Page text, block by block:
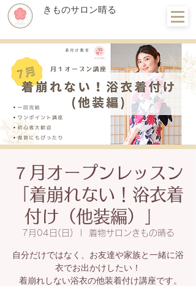
きものサロン晴る
７月オープンレッスン
「着崩れない！浴衣着
付け（他装編）」
7月04日(日) 着物サロンきもの晴る
自分だけではなく、お友達や家族と一緒に浴
衣でお出かけしたい！
着崩れしない浴衣の他装着付け講座です。